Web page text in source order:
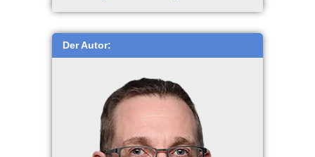
Der Autor: